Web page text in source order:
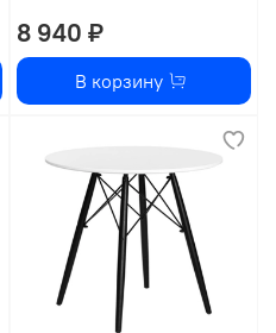
8 940 ₽
В корзину